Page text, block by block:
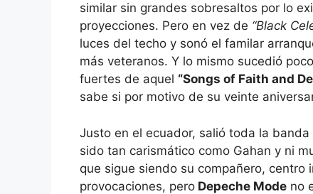
similar sin grandes sobresaltos por lo
proyecciones. Pero en vez de “Black
luces del techo y sonó el familar
más veteranos. Y lo mismo sucedió
fuertes de aquel “Songs of Faith and
sabe si por motivo de su veinte
Justo en el ecuador, salió toda la
sido tan carismático como Gahan y ni
que sigue siendo su compañero,
provocaciones, pero Depeche Mode no